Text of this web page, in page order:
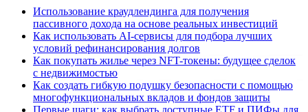
Использование краудлендинга для получения
пассивного дохода на основе реальных инвестиций
Как использовать AI-сервисы для подбора лучших
условий рефинансирования долгов
Как покупать жилье через NFT-токены: будущее сделок
с недвижимостью
Как создать гибкую подушку безопасности с помощью
многофункциональных вкладов и фондов защиты
Первые шаги: как выбрать доступные ETF и ПИФы для